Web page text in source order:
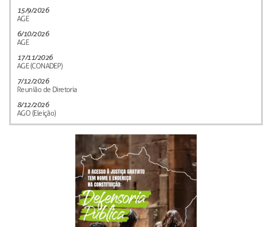
15/9/2026
AGE
6/10/2026
AGE
17/11/2026
AGE (CONADEP)
7/12/2026
Reunião de Diretoria
8/12/2026
AGO (Eleição)